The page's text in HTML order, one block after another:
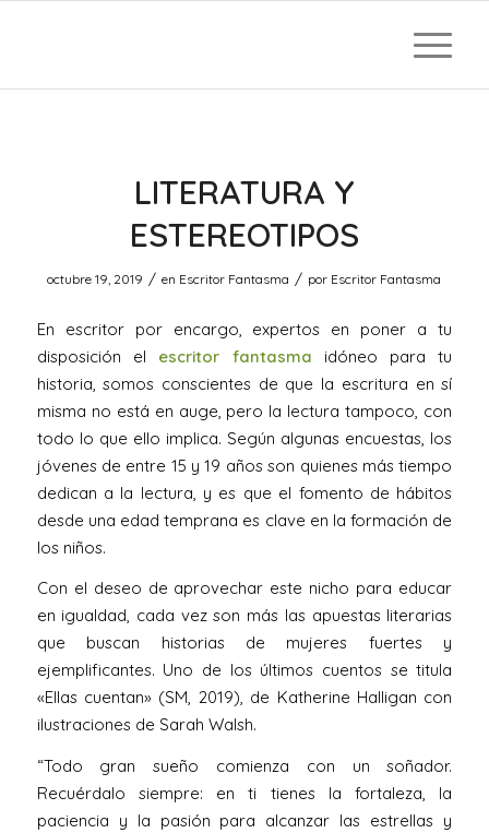
LITERATURA Y
ESTEREOTIPOS
octubre 19, 2019 / en Escritor Fantasma / por Escritor Fantasma
En escritor por encargo, expertos en poner a tu
disposición el escritor fantasma idóneo para tu
historia, somos conscientes de que la escritura en sí
misma no está en auge, pero la lectura tampoco, con
todo lo que ello implica. Según algunas encuestas, los
jóvenes de entre 15 y 19 años son quienes más tiempo
dedican a la lectura, y es que el fomento de hábitos
desde una edad temprana es clave en la formación de
los niños.
Con el deseo de aprovechar este nicho para educar
en igualdad, cada vez son más las apuestas literarias
que buscan historias de mujeres fuertes y
ejemplificantes. Uno de los últimos cuentos se titula
«Ellas cuentan» (SM, 2019), de Katherine Halligan con
ilustraciones de Sarah Walsh.
“Todo gran sueño comienza con un soñador.
Recuérdalo siempre: en ti tienes la fortaleza, la
paciencia y la pasión para alcanzar las estrellas y